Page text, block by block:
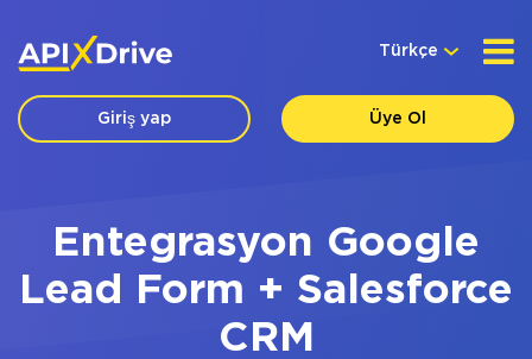
Türkçe
Giriş yap Üye Ol
Entegrasyon Google
Lead Form + Salesforce
CRM